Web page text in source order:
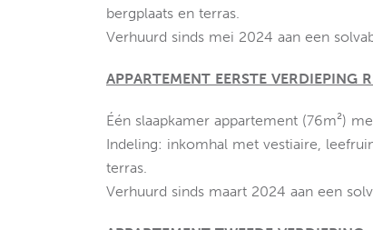
bergplaats en terras.
Verhuurd sinds mei 2024 aan een
APPARTEMENT EERSTE VERDIEPING
Één slaapkamer appartement (76m²)
Indeling: inkomhal met vestiaire,
terras.
Verhuurd sinds maart 2024 aan een